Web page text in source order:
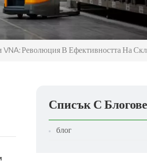
Революция В Ефективността На
Списък С Блогове
блог